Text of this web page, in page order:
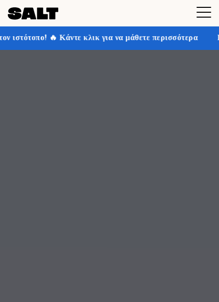
για να μάθετε περισσότερα Κερδίστε έως και